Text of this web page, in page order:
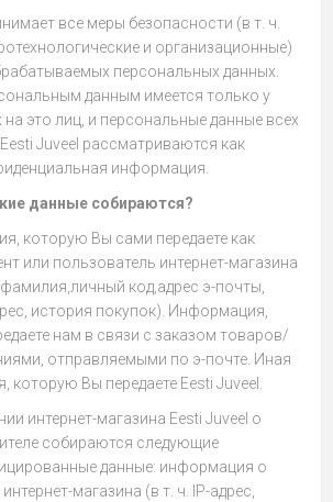
все меры безопасности (в т. ч.
и организационные)
персональных данных.
данным имеется только у
это лиц, и персональные данные всех
Juveel рассматриваются как
информация.
данные собираются?
которую Вы сами передаете как
или пользователь интернет-магазина
код,адрес э-почты,
история покупок). Информация,
нам в связи с заказом товаров/
отправляемыми по э-почте. Иная
которую Вы передаете Eesti Juveel.
интернет-магазина Eesti Juveel о
собираются следующие
данные: информация о
магазина (в т. ч. IP-адрес,